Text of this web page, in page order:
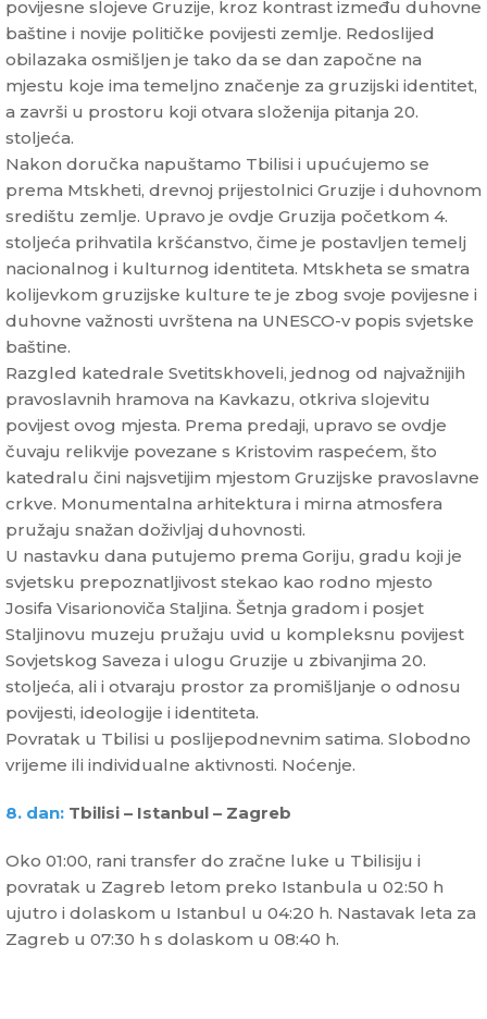
povijesne slojeve Gruzije, kroz kontrast između duhovne
baštine i novije političke povijesti zemlje. Redoslijed
obilazaka osmišljen je tako da se dan započne na
mjestu koje ima temeljno značenje za gruzijski identitet,
a završi u prostoru koji otvara složenija pitanja 20.
stoljeća.
Nakon doručka napuštamo Tbilisi i upućujemo se
prema Mtskheti, drevnoj prijestolnici Gruzije i duhovnom
središtu zemlje. Upravo je ovdje Gruzija početkom 4.
stoljeća prihvatila kršćanstvo, čime je postavljen temelj
nacionalnog i kulturnog identiteta. Mtskheta se smatra
kolijevkom gruzijske kulture te je zbog svoje povijesne i
duhovne važnosti uvrštena na UNESCO-v popis svjetske
baštine.
Razgled katedrale Svetitskhoveli, jednog od najvažnijih
pravoslavnih hramova na Kavkazu, otkriva slojevitu
povijest ovog mjesta. Prema predaji, upravo se ovdje
čuvaju relikvije povezane s Kristovim raspećem, što
katedralu čini najsvetijim mjestom Gruzijske pravoslavne
crkve. Monumentalna arhitektura i mirna atmosfera
pružaju snažan doživljaj duhovnosti.
U nastavku dana putujemo prema Goriju, gradu koji je
svjetsku prepoznatljivost stekao kao rodno mjesto
Josifa Visarionoviča Staljina. Šetnja gradom i posjet
Staljinovu muzeju pružaju uvid u kompleksnu povijest
Sovjetskog Saveza i ulogu Gruzije u zbivanjima 20.
stoljeća, ali i otvaraju prostor za promišljanje o odnosu
povijesti, ideologije i identiteta.
Povratak u Tbilisi u poslijepodnevnim satima. Slobodno
vrijeme ili individualne aktivnosti. Noćenje.
8. dan: Tbilisi – Istanbul – Zagreb
Oko 01:00, rani transfer do zračne luke u Tbilisiju i
povratak u Zagreb letom preko Istanbula u 02:50 h
ujutro i dolaskom u Istanbul u 04:20 h. Nastavak leta za
Zagreb u 07:30 h s dolaskom u 08:40 h.